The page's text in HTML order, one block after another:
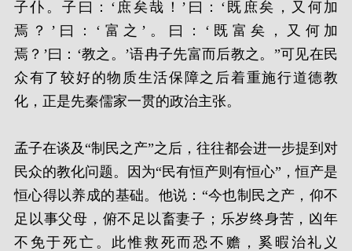
子仆。子曰：‘庶矣哉！’曰：‘既庶矣，又何加
焉？’曰：‘富之’。曰：‘既富矣，又何加
焉？’曰：‘教之。’语冉子先富而后教之。”可见在民
众有了较好的物质生活保障之后着重施行道德教
化，正是先秦儒家一贯的政治主张。
孟子在谈及“制民之产”之后，往往都会进一步提到对
民众的教化问题。因为“民有恒产则有恒心”，恒产是
恒心得以养成的基础。他说：“今也制民之产，仰不
足以事父母，俯不足以畜妻子；乐岁终身苦，凶年
不免于死亡。此惟救死而恐不赡，奚暇治礼义